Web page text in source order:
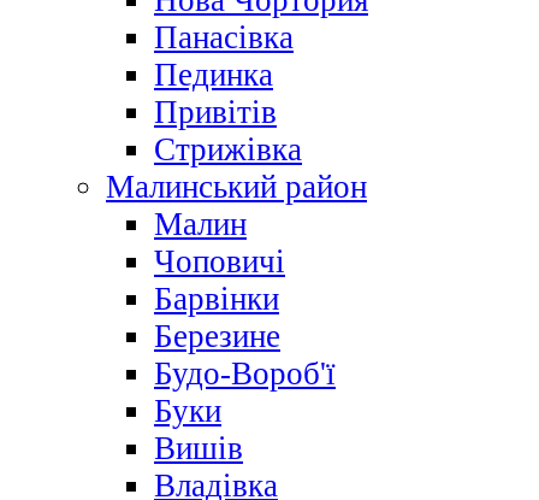
Панасівка
Пединка
Привітів
Стрижівка
Малинський район
Малин
Чоповичі
Барвінки
Березине
Будо-Вороб'ї
Буки
Вишів
Владівка